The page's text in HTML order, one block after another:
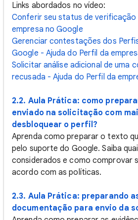
Links abordados no vídeo:
Conferir seu status de verificação
empresa no Google
Gerenciar contestações dos
Google - Ajuda do Perfil da
Solicitar análise adicional de uma
recusada - Ajuda do Perfil da
2.2. Aula Prática: como
enviado na solicitação com
desbloquear o perfil?
Aprenda como preparar o texto
pelo suporte do Google. Saiba
considerados e como comprovar
acordo com as políticas.
2.3. Aula Prática: preparando
documentação para envio da